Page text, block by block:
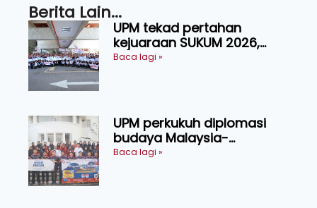
Berita Lain...
UPM tekad pertahan
kejuaraan SUKUM 2026,
sasar 16 pingat emas
Baca lagi »
UPM perkukuh diplomasi
budaya Malaysia-
Indonesia melalui Narasi
Baca lagi »